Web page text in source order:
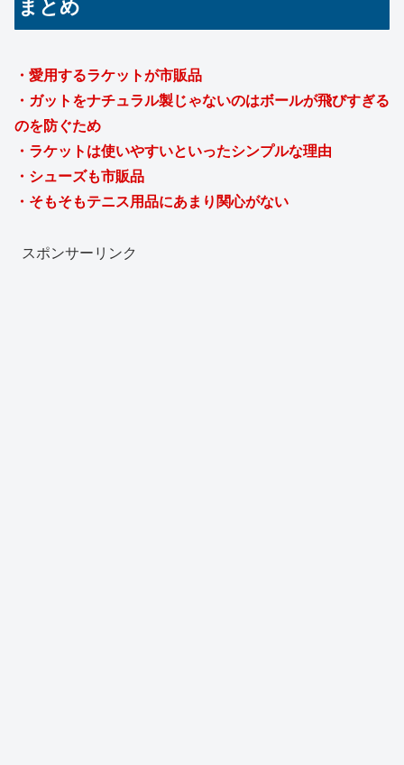
・愛用するラケットが市販品
・ガットをナチュラル製じゃないのはボールが飛びすぎる
のを防ぐため
・ラケットは使いやすいといったシンプルな理由
・シューズも市販品
・そもそもテニス用品にあまり関心がない
スポンサーリンク